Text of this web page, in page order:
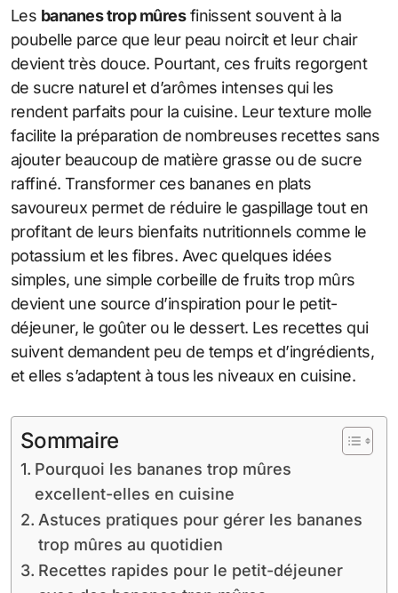
Les bananes trop mûresfinissent souvent à la
poubelle parce que leur peau noircit et leur chair
devient très douce. Pourtant, ces fruits regorgent
de sucre naturel et d’arômes intenses qui les
rendent parfaits pour la cuisine. Leur texture molle
facilite la préparation de nombreuses recettes sans
ajouter beaucoup de matière grasse ou de sucre
raffiné. Transformer ces bananes en plats
savoureux permet de réduire le gaspillage tout en
profitant de leurs bienfaits nutritionnels comme le
potassium et les fibres. Avec quelques idées
simples, une simple corbeille de fruits trop mûrs
devient une source d’inspiration pour le petit-
déjeuner, le goûter ou le dessert. Les recettes qui
suivent demandent peu de temps et d’ingrédients,
et elles s’adaptent à tous les niveaux en cuisine.
Sommaire
Pourquoi les bananes trop mûres
excellent-elles en cuisine
Astuces pratiques pour gérer les bananes
trop mûres au quotidien
Recettes rapides pour le petit-déjeuner